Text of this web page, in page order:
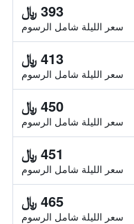
393 ﷼
سعر الليلة شامل الرسوم
413 ﷼
سعر الليلة شامل الرسوم
450 ﷼
سعر الليلة شامل الرسوم
451 ﷼
سعر الليلة شامل الرسوم
465 ﷼
سعر الليلة شامل الرسوم